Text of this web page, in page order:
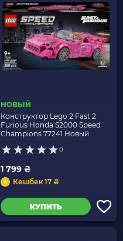
НОВЫЙ
Конструктор Lego 2 Fast 2
Furious Honda S2000 Speed
Champions 77241 Новый
0
1 799 ₴
Кешбек 17 ₴
КУПИТЬ